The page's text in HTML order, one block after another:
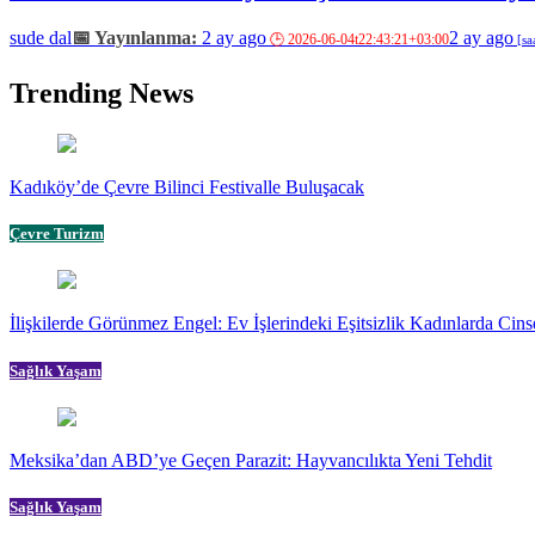
sude dal 2 ay ago 2 ay ago
Trending News
Kadıköy’de Çevre Bilinci Festivalle Buluşacak
Çevre Turizm
İlişkilerde Görünmez Engel: Ev İşlerindeki Eşitsizlik Kadınlarda
Sağlık Yaşam
Meksika’dan ABD’ye Geçen Parazit: Hayvancılıkta Yeni Tehdit
Sağlık Yaşam